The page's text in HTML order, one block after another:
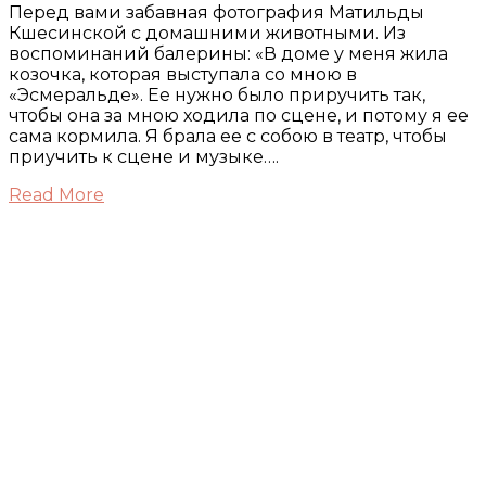
Перед вами забавная фотография Матильды
Кшесинской с домашними животными. Из
воспоминаний балерины: «В доме у меня жила
козочка, которая выступала со мною в
«Эсмеральде». Ее нужно было приручить так,
чтобы она за мною ходила по сцене, и потому я ее
сама кормила. Я брала ее с собою в театр, чтобы
приучить к сцене и музыке….
Read More